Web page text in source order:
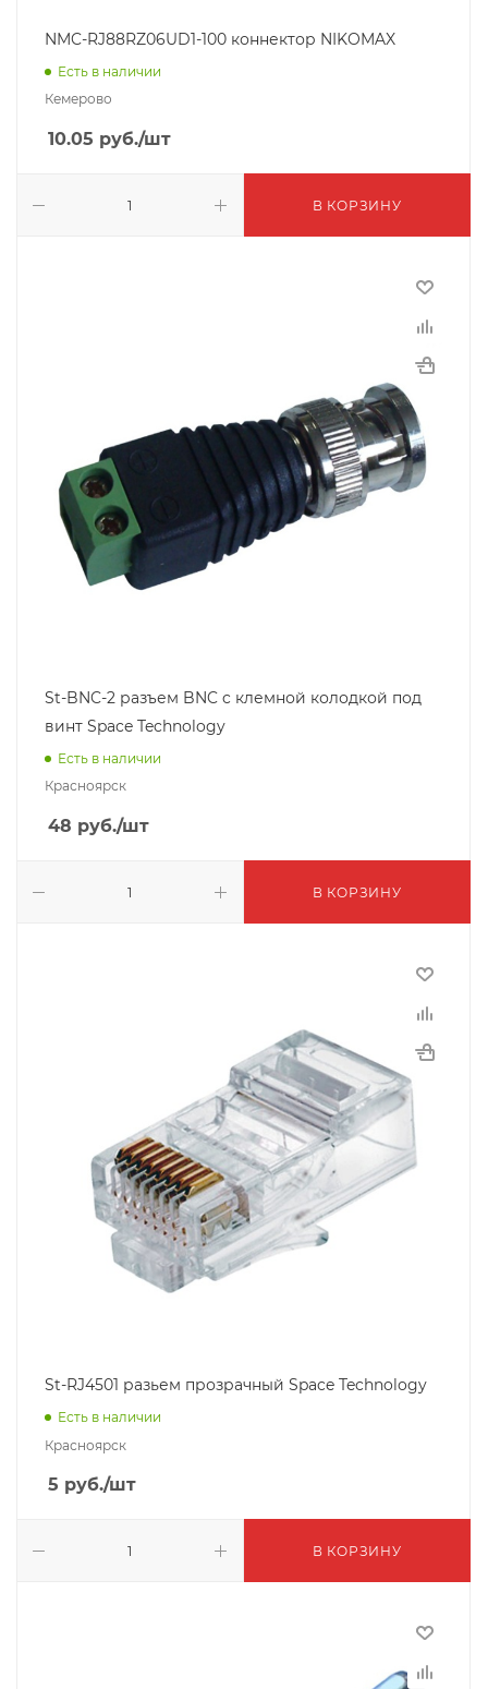
NMC-RJ88RZ06UD1-100 коннектор NIKOMAX
Есть в наличии
Кемерово
10.05 руб./шт
В КОРЗИНУ
St-BNC-2 разъем BNC c клемной колодкой под
винт Space Technology
Есть в наличии
Красноярск
48 руб./шт
В КОРЗИНУ
St-RJ4501 разьем прозрачный Space Technology
Есть в наличии
Красноярск
5 руб./шт
В КОРЗИНУ